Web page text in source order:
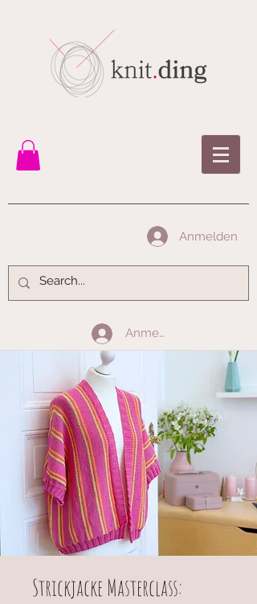
Anmelden
Anmelden
Strickjacke Masterclass: